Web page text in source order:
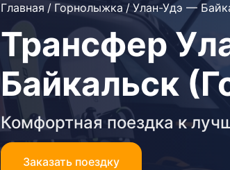
Главная / Горнолыжка / Улан-Удэ —
Трансфер
Байкальск
Комфортная поездка к
Заказать поездку